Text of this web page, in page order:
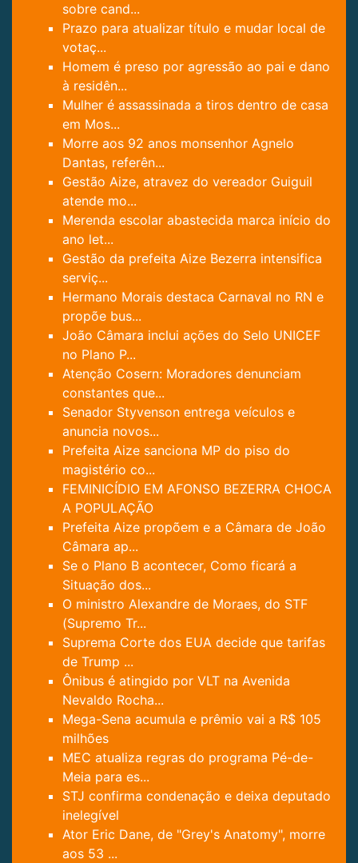
sobre cand...
Prazo para atualizar título e mudar local de
votaç...
Homem é preso por agressão ao pai e dano
à residên...
Mulher é assassinada a tiros dentro de casa
em Mos...
Morre aos 92 anos monsenhor Agnelo
Dantas, referên...
Gestão Aize, atravez do vereador Guiguil
atende mo...
Merenda escolar abastecida marca início do
ano let...
Gestão da prefeita Aize Bezerra intensifica
serviç...
Hermano Morais destaca Carnaval no RN e
propõe bus...
João Câmara inclui ações do Selo UNICEF
no Plano P...
Atenção Cosern: Moradores denunciam
constantes que...
Senador Styvenson entrega veículos e
anuncia novos...
Prefeita Aize sanciona MP do piso do
magistério co...
FEMINICÍDIO EM AFONSO BEZERRA CHOCA
A POPULAÇÃO
Prefeita Aize propõem e a Câmara de João
Câmara ap...
Se o Plano B acontecer, Como ficará a
Situação dos...
O ministro Alexandre de Moraes, do STF
(Supremo Tr...
Suprema Corte dos EUA decide que tarifas
de Trump ...
Ônibus é atingido por VLT na Avenida
Nevaldo Rocha...
Mega-Sena acumula e prêmio vai a R$ 105
milhões
MEC atualiza regras do programa Pé-de-
Meia para es...
STJ confirma condenação e deixa deputado
inelegível
Ator Eric Dane, de "Grey's Anatomy", morre
aos 53 ...